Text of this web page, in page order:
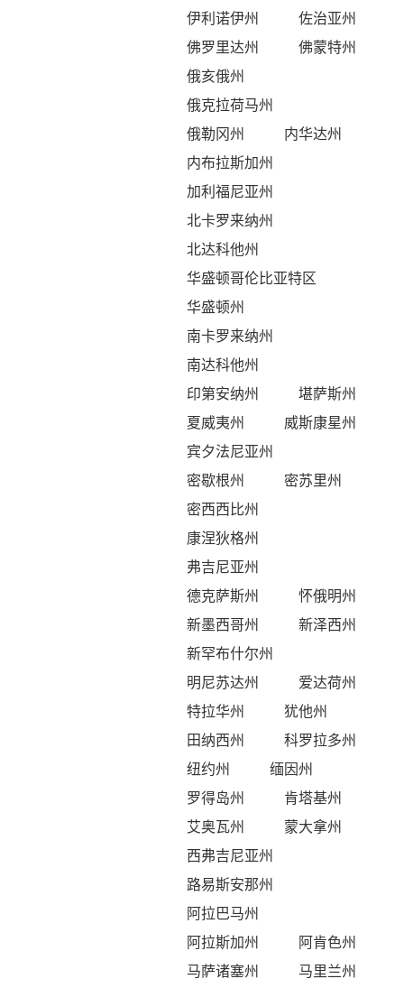
伊利诺伊州
佐治亚州
佛罗里达州
佛蒙特州
俄亥俄州
俄克拉荷马州
俄勒冈州
内华达州
内布拉斯加州
加利福尼亚州
北卡罗来纳州
北达科他州
华盛顿哥伦比亚特区
华盛顿州
南卡罗来纳州
南达科他州
印第安纳州
堪萨斯州
夏威夷州
威斯康星州
宾夕法尼亚州
密歇根州
密苏里州
密西西比州
康涅狄格州
弗吉尼亚州
德克萨斯州
怀俄明州
新墨西哥州
新泽西州
新罕布什尔州
明尼苏达州
爱达荷州
特拉华州
犹他州
田纳西州
科罗拉多州
纽约州
缅因州
罗得岛州
肯塔基州
艾奥瓦州
蒙大拿州
西弗吉尼亚州
路易斯安那州
阿拉巴马州
阿拉斯加州
阿肯色州
马萨诸塞州
马里兰州